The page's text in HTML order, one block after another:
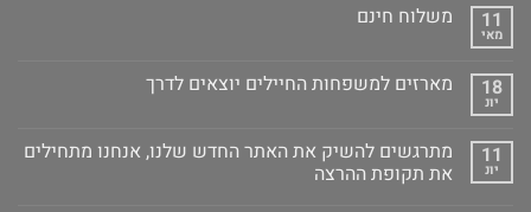
11
מאי
משלוח חינם
18
יונ
מארזים למשפחות החיילים יוצאים לדרך
11
יונ
מתרגשים להשיק את האתר החדש שלנו, אנחנו מתחילים
את תקופת ההרצה